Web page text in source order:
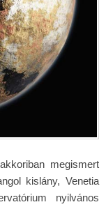
megismert
kislány, Venetia
nyilvános